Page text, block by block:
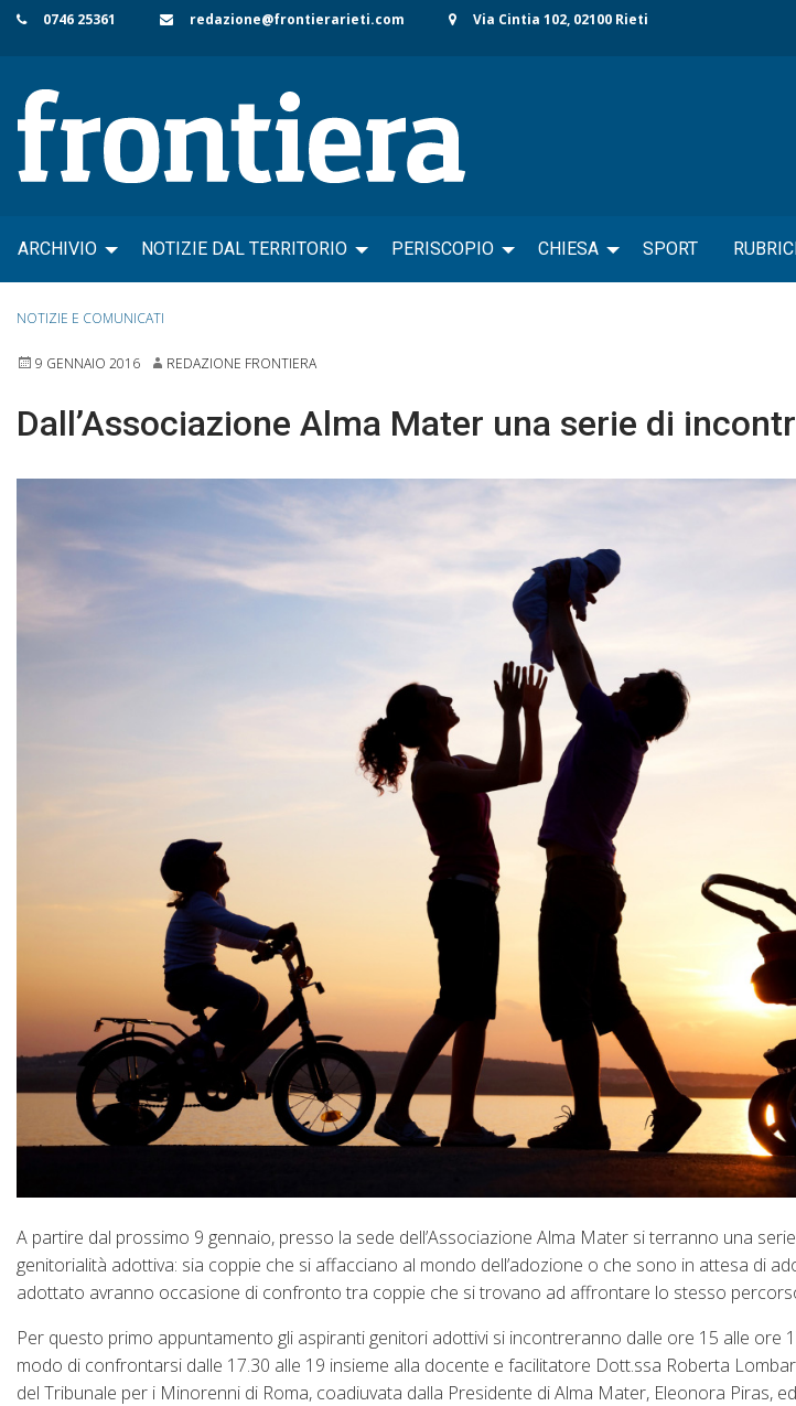
Skip
content
0746 25361 redazione@frontierarieti.com Via Cintia 102, 02100 Rieti
ARCHIVIO NOTIZIE DAL TERRITORIO PERISCOPIO CHIESA SPORT
NOTIZIE E COMUNICATI
9 GENNAIO 2016 REDAZIONE FRONTIERA
Dall’Associazione Alma Mater una serie di
A partire dal prossimo 9 gennaio, presso la sede dell’Associazione Alma Mater si terranno una
genitorialità adottiva: sia coppie che si affacciano al mondo dell’adozione o che sono in attesa di
adottato avranno occasione di confronto tra coppie che si trovano ad affrontare lo stesso
Per questo primo appuntamento gli aspiranti genitori adottivi si incontreranno dalle ore 15 alle ore
modo di confrontarsi dalle 17.30 alle 19 insieme alla docente e facilitatore Dott.ssa Roberta
del Tribunale per i Minorenni di Roma, coadiuvata dalla Presidente di Alma Mater, Eleonora Piras,